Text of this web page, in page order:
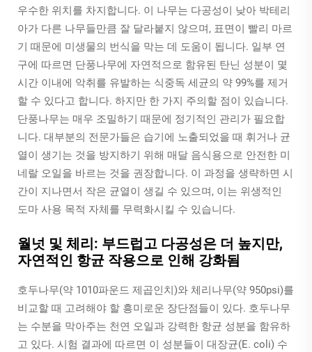
우수한 위치를 차지합니다. 이 나무는 다공성이 낮아 박테리
아가 다른 나무들만큼 잘 달라붙지 않으며, 표면이 빨리 마르
기 때문에 미생물의 번식을 막는 데 도움이 됩니다. 일부 연
구에 따르면 단풍나무에 자연적으로 함유된 탄닌 성분이 몇
시간 이내에 악취를 유발하는 식중독 세균의 약 99%를 제거
할 수 있다고 합니다. 하지만 한 가지 주의할 점이 있습니다.
단풍나무는 매우 조밀하기 때문에 정기적인 관리가 필요합
니다. 대부분의 전문가들은 습기에 노출되었을 때 휘거나 균
열이 생기는 것을 방지하기 위해 매달 음식용으로 안전한 미
네랄 오일을 바르는 것을 권장합니다. 이 과정을 생략하면 시
간이 지나면서 작은 균열이 생길 수 있으며, 이는 위생적인
도마 사용 목적 자체를 무력화시킬 수 있습니다.
월넛 및 체리: 부드럽고 다공성은 더 높지만,
자연적인 항균 작용으로 인해 강화됨
호두나무(약 1010파운드 제곱인치)와 체리나무(약 950psi)를
비교할 때 고려해야 할 흥미로운 장단점들이 있다. 호두나무
는 수분을 막아주는 천연 오일과 강력한 항균 성분을 함유하
고 있다. 시험 결과에 따르면 이 성분들이 대장균(E. coli) 수